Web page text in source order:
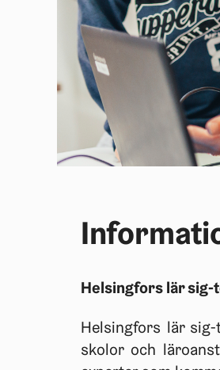
Helsingfors lär sig-
Helsingfors lär
skolor och